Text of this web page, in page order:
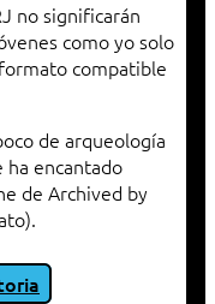
no significarán
como yo solo
compatible
de arqueología
ha encantado
de Archived by